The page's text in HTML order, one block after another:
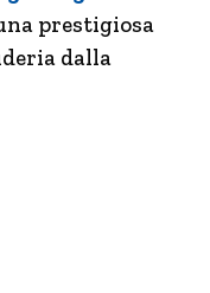
prestigiosa
dalla